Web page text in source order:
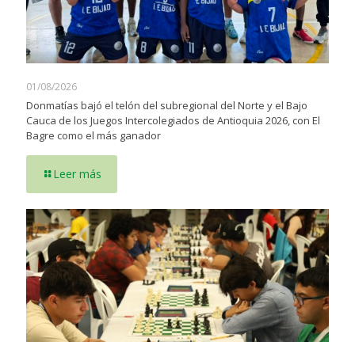
01/08/2026
Donmatías bajó el telón del subregional del Norte y el Bajo
Cauca de los Juegos Intercolegiados de Antioquia 2026, con El
Bagre como el más ganador
Leer más